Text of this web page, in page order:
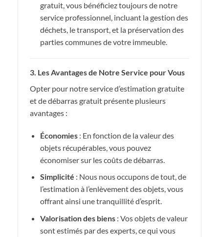
gratuit, vous bénéficiez toujours de notre
service professionnel, incluant la gestion des
déchets, le transport, et la préservation des
parties communes de votre immeuble.
3. Les Avantages de Notre Service pour Vous
Opter pour notre service d’estimation gratuite
et de débarras gratuit présente plusieurs
avantages :
Économies : En fonction de la valeur des
objets récupérables, vous pouvez
économiser sur les coûts de débarras.
Simplicité : Nous nous occupons de tout, de
l’estimation à l’enlèvement des objets, vous
offrant ainsi une tranquillité d’esprit.
Valorisation des biens : Vos objets de valeur
sont estimés par des experts, ce qui vous